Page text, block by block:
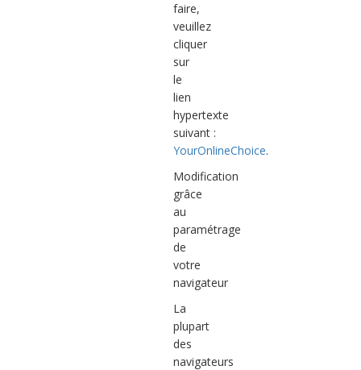
faire,
veuillez
cliquer
sur
le
lien
hypertexte
suivant :
YourOnlineChoice.
Modification
grâce
au
paramétrage
de
votre
navigateur
La
plupart
des
navigateurs